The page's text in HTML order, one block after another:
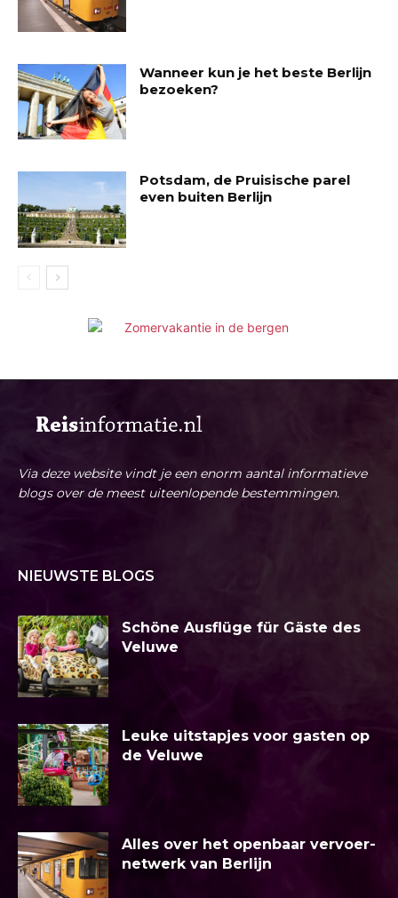
Wanneer kun je het beste Berlijn
bezoeken?
Potsdam, de Pruisische parel
even buiten Berlijn
Via deze website vindt je een enorm aantal informatieve
blogs over de meest uiteenlopende bestemmingen.
NIEUWSTE BLOGS
Schöne Ausflüge für Gäste des
Veluwe
Leuke uitstapjes voor gasten op
de Veluwe
Alles over het openbaar vervoer-
netwerk van Berlijn